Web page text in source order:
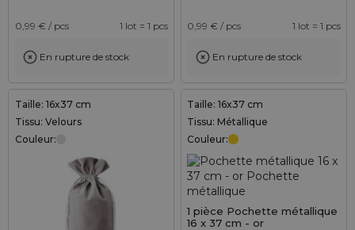
0,99 € / pcs 1 lot = 1 pcs
En rupture de stock
0,99 € / pcs 1 lot = 1 pcs
En rupture de stock
Taille: 16x37 cm
Tissu: Velours
Couleur:
Taille: 16x37 cm
Tissu: Métallique
Couleur:
1 pièce Pochette métallique
16 x 37 cm - or